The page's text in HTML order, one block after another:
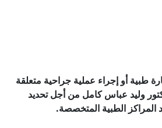
طبية أو إجراء عملية جراحية متعلقة
وليد عباس كامل من أجل تحديد
الطبية المتخصصة.